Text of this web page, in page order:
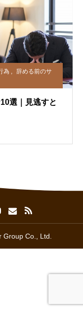
為 , 辞める前のサ
選｜見逃すと
Co., Ltd.